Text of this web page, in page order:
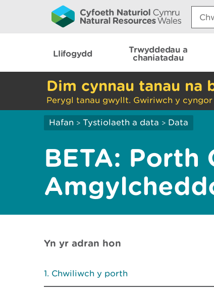
Llifogydd
Trwyddedau a
chaniatadau
Dim cynnau tanau na
Perygl tanau gwyllt. Gwiriwch y
Hafan > Tystiolaeth a data > Data
BETA: Porth
Yn yr adran hon
Chwiliwch y porth